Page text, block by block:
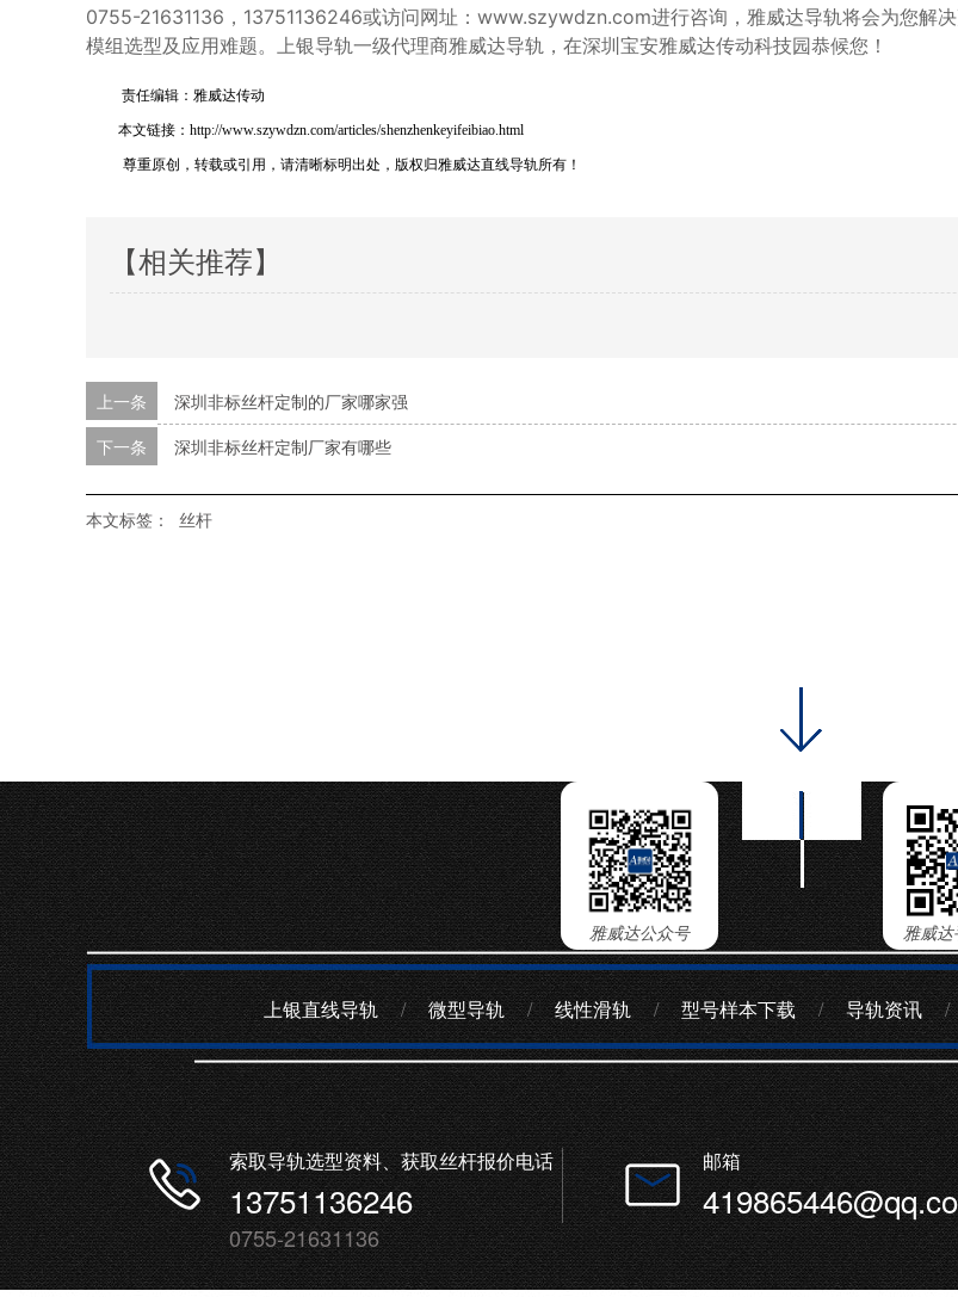
0755-21631136，13751136246或访问网址：www.szywdzn.com进行咨询，雅威达导轨将会为您解
模组选型及应用难题。上银导轨一级代理商雅威达导轨，在深圳宝安雅威达传动科技园恭候您！
责任编辑：雅威达传动
本文链接：http://www.szywdzn.com/articles/shenzhenkeyifeibiao.html
尊重原创，转载或引用，请清晰标明出处，版权归雅威达直线导轨所有！
【相关推荐】
上一条
深圳非标丝杆定制的厂家哪家强
下一条 深圳非标丝杆定制厂家有哪些
本文标签： 丝杆
雅威
雅威达公众号
上银直线导轨 / 微型导轨 / 线性滑轨 / 型号样本下载 / 导轨资讯 /
索取导轨选型资料、获取丝杆报价电话
13751136246
0755-21631136
邮箱